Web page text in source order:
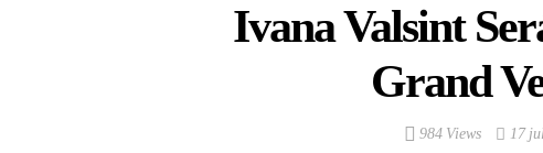
Ivana Valsint
Grand
984 Views 17